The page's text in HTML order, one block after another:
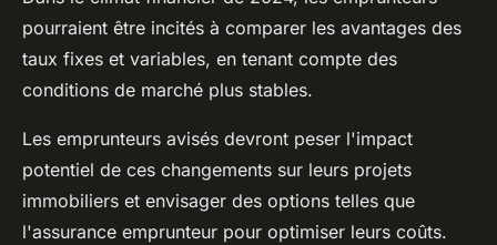
pourraient être incités à comparer les avantages des
taux fixes et variables, en tenant compte des
conditions de marché plus stables.
Les emprunteurs avisés devront peser l'impact
potentiel de ces changements sur leurs projets
immobiliers et envisager des options telles que
l'assurance emprunteur pour optimiser leurs coûts.